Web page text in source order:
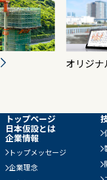
オリジナ
トップページ
日本仮設とは
企業情報
トップメッセージ
企業理念